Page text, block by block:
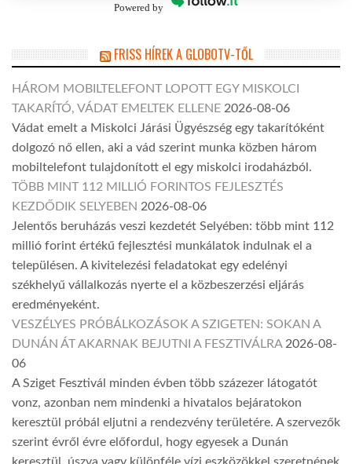
Powered by
FRISS HÍREK A GLOBOTV-TŐL
HÁROM MOBILTELEFONT LOPOTT EGY MISKOLCI
TAKARÍTÓ, VÁDAT EMELTEK ELLENE 2026-08-06
Vádat emelt a Miskolci Járási Ügyészség egy takarítóként
dolgozó nő ellen, aki a vád szerint munka közben három
mobiltelefont tulajdonított el egy miskolci irodaházból.
TÖBB MINT 112 MILLIÓ FORINTOS FEJLESZTÉS
KEZDŐDIK SELYEBEN 2026-08-06
Jelentős beruházás veszi kezdetét Selyében: több mint 112
millió forint értékű fejlesztési munkálatok indulnak el a
településen. A kivitelezési feladatokat egy edelényi
székhelyű vállalkozás nyerte el a közbeszerzési eljárás
eredményeként.
VESZÉLYES PRÓBÁLKOZÁSOK A SZIGETEN: SOKAN A
DUNÁN ÁT AKARNAK BEJUTNI A FESZTIVÁLRA 2026-08-
06
A Sziget Fesztivál minden évben több százezer látogatót
vonz, azonban nem mindenki a hivatalos bejáratokon
keresztül próbál eljutni a rendezvény területére. A szervezők
szerint évről évre előfordul, hogy egyesek a Dunán